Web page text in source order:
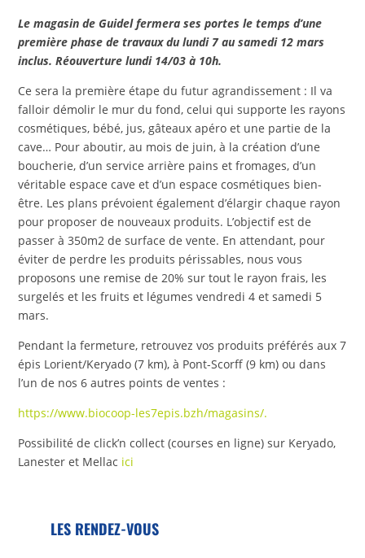
Le magasin de Guidel fermera ses portes le temps d’une
première phase de travaux du lundi 7 au samedi 12 mars
inclus. Réouverture lundi 14/03 à 10h.
Ce sera la première étape du futur agrandissement : Il va
falloir démolir le mur du fond, celui qui supporte les rayons
cosmétiques, bébé, jus, gâteaux apéro et une partie de la
cave… Pour aboutir, au mois de juin, à la création d’une
boucherie, d’un service arrière pains et fromages, d’un
véritable espace cave et d’un espace cosmétiques bien-
être. Les plans prévoient également d’élargir chaque rayon
pour proposer de nouveaux produits. L’objectif est de
passer à 350m2 de surface de vente. En attendant, pour
éviter de perdre les produits périssables, nous vous
proposons une remise de 20% sur tout le rayon frais, les
surgelés et les fruits et légumes vendredi 4 et samedi 5
mars.
Pendant la fermeture, retrouvez vos produits préférés aux 7
épis Lorient/Keryado (7 km), à Pont-Scorff (9 km) ou dans
l’un de nos 6 autres points de ventes :
https://www.biocoop-les7epis.bzh/magasins/.
Possibilité de click’n collect (courses en ligne) sur Keryado,
Lanester et Mellac ici
LES RENDEZ-VOUS